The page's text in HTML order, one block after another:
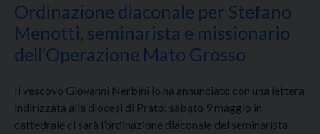
Ordinazione diaconale per Stefano
Menotti, seminarista e missionario
dell’Operazione Mato Grosso
Il vescovo Giovanni Nerbini lo ha annunciato con una lettera
indirizzata alla diocesi di Prato: sabato 9 maggio in
cattedrale ci sarà l’ordinazione diaconale del seminarista